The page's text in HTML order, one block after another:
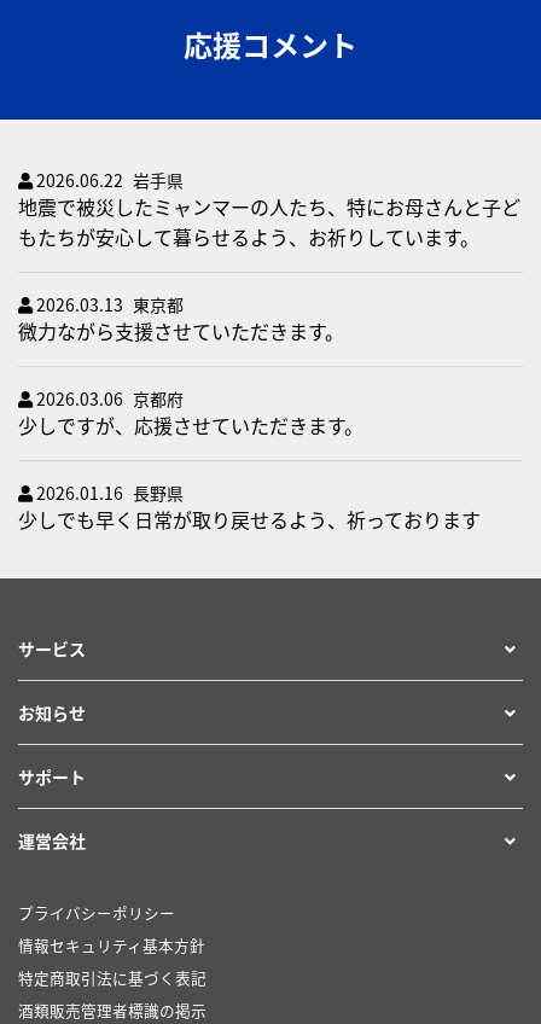
応援コメント
2026.06.22 岩手県
地震で被災したミャンマーの人たち、特にお母さんと子ど
もたちが安心して暮らせるよう、お祈りしています。
2026.03.13 東京都
微力ながら支援させていただきます。
2026.03.06 京都府
少しですが、応援させていただきます。
2026.01.16 長野県
少しでも早く日常が取り戻せるよう、祈っております
明日への祈りを込めて。
2025.05.15
仕事とボランティア活動で在日ミャンマー人の青年達と知
り合いました。彼らの思いに添い応援します。
2025.05.15
ミャンマーの平和が実現する日が早く訪れることを祈って
います。
サービス
お知らせ
サポート
運営会社
プライバシーポリシー
情報セキュリティ基本方針
特定商取引法に基づく表記
酒類販売管理者標識の掲示